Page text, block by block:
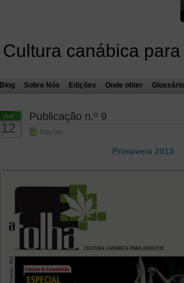
canábica
Blog Sobre Nós Edições Onde obter Glossário
Jun
12
Publicação n.º 9
Edições
Primavera 2013